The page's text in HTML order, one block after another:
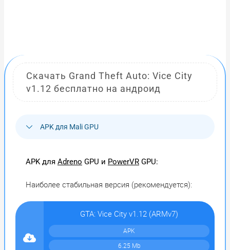
Скачать Grand Theft Auto: Vice City
v1.12 бесплатно на андроид
APK для Mali GPU
APK для Adreno GPU и PowerVR GPU:
Наиболее стабильная версия (рекомендуется):
GTA: Vice City v1.12 (ARMv7)
APK
6.25 Mb